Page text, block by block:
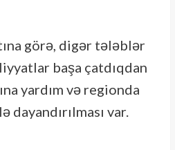
görə, digər tələblər
başa çatdıqdan
yardım və regionda
dayandırılması var.